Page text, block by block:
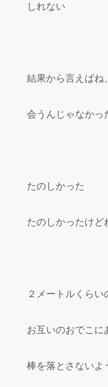
しれない
結果から言えばね、
会うんじゃなかっ
たのしかった
たのしかったけど
２メートルくらい
お互いのおでこに
棒を落とさないよ